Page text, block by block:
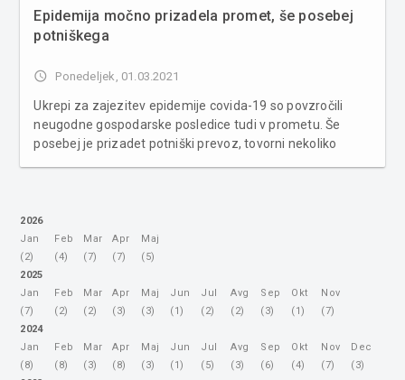
Epidemija močno prizadela promet, še posebej
potniškega
access_time Ponedeljek, 01.03.2021
Ukrepi za zajezitev epidemije covida-19 so povzročili
neugodne gospodarske posledice tudi v prometu. Še
posebej je prizadet potniški prevoz, tovorni nekoliko
2026
Jan
(2)
Feb
(4)
Mar
(7)
Apr
(7)
Maj
(5)
2025
Jan
(7)
Feb
(2)
Mar
(2)
Apr
(3)
Maj
(3)
Jun
(1)
Jul
(2)
Avg
(2)
Sep
(3)
Okt
(1)
Nov
(7)
2024
Jan
(8)
Feb
(8)
Mar
(3)
Apr
(8)
Maj
(3)
Jun
(1)
Jul
(5)
Avg
(3)
Sep
(6)
Okt
(4)
Nov
(7)
Dec
(3)